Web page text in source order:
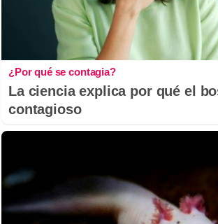
¿Por qué se contagia?
La ciencia explica por qué el
contagioso